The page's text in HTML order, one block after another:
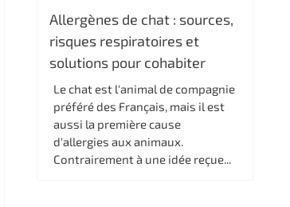
Allergènes de chat : sources,
risques respiratoires et
solutions pour cohabiter
Le chat est l'animal de compagnie
préféré des Français, mais il est
aussi la première cause
d'allergies aux animaux.
Contrairement à une idée reçue...